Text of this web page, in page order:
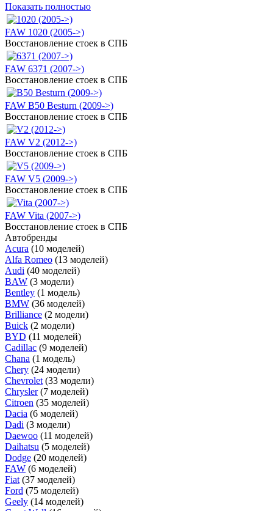
Показать полностью
FAW 1020 (2005->)
Восстановление стоек в СПБ
FAW 6371 (2007->)
Восстановление стоек в СПБ
FAW B50 Besturn (2009->)
Восстановление стоек в СПБ
FAW V2 (2012->)
Восстановление стоек в СПБ
FAW V5 (2009->)
Восстановление стоек в СПБ
FAW Vita (2007->)
Восстановление стоек в СПБ
Автобренды
Acura (10 моделей)
Alfa Romeo (13 моделей)
Audi (40 моделей)
BAW (3 модели)
Bentley (1 модель)
BMW (36 моделей)
Brilliance (2 модели)
Buick (2 модели)
BYD (11 моделей)
Cadillac (9 моделей)
Chana (1 модель)
Chery (24 модели)
Chevrolet (33 модели)
Chrysler (7 моделей)
Citroen (35 моделей)
Dacia (6 моделей)
Dadi (3 модели)
Daewoo (11 моделей)
Daihatsu (5 моделей)
Dodge (20 моделей)
FAW (6 моделей)
Fiat (37 моделей)
Ford (75 моделей)
Geely (14 моделей)